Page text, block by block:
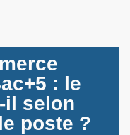
: le
il selon
poste ?